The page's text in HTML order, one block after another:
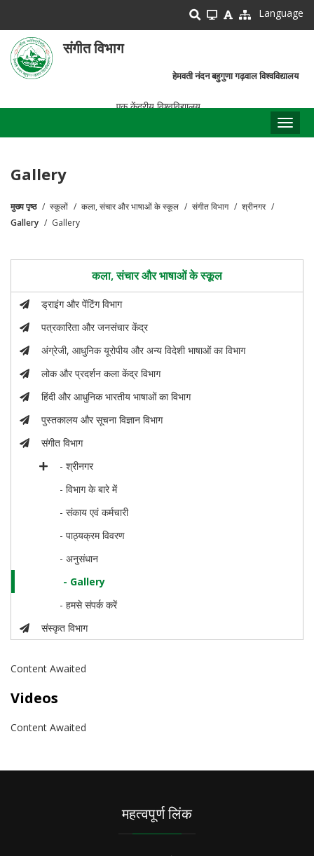
main
content
Language
संगीत विभाग
हेमवती नंदन बहुगुणा गढ़वाल विश्वविद्यालय
एक केंद्रीय विश्वविद्यालय
Gallery
पग
मुख्य पृष्ठ स्कूलों कला, संचार और भाषाओं के स्कूल संगीत विभाग
श्रीनगर
Gallery
Gallery
कला, संचार और भाषाओं के स्कूल
ड्राइंग और पेंटिंग विभाग
पत्रकारिता और जनसंचार केंद्र
अंग्रेजी, आधुनिक यूरोपीय और अन्य विदेशी भाषाओं का विभाग
लोक और प्रदर्शन कला केंद्र विभाग
हिंदी और आधुनिक भारतीय भाषाओं का विभाग
पुस्तकालय और सूचना विज्ञान विभाग
संगीत विभाग
- श्रीनगर
- विभाग के बारे में
- संकाय एवं कर्मचारी
- पाठ्यक्रम विवरण
- अनुसंधान
- Gallery
- हमसे संपर्क करें
संस्कृत विभाग
Content Awaited
Videos
Content Awaited
महत्वपूर्ण लिंक